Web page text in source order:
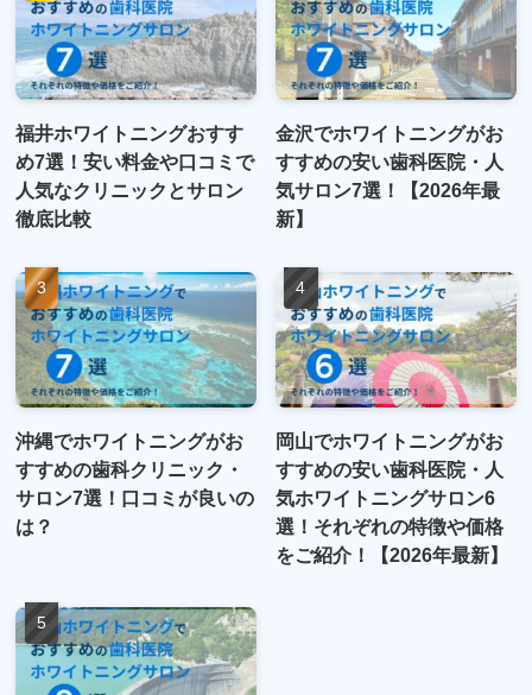
福井ホワイトニングおすす
め7選！安い料金や口コミで
人気なクリニックとサロン
徹底比較
金沢でホワイトニングがお
すすめの安い歯科医院・人
気サロン7選！【2026年最
新】
沖縄でホワイトニングがお
すすめの歯科クリニック・
サロン7選！口コミが良いの
は？
岡山でホワイトニングがお
すすめの安い歯科医院・人
気ホワイトニングサロン6
選！それぞれの特徴や価格
をご紹介！【2026年最新】